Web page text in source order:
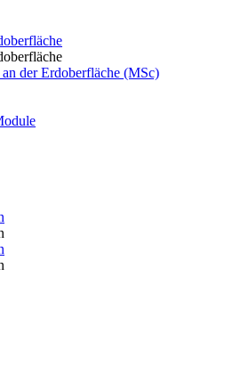
der Erdoberfläche (MSc)